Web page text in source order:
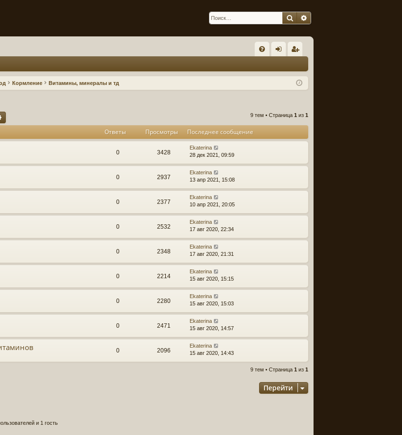
Поиск
Q д ис
Кормление Витамины, минералы и тд
9 тем • Страница 1 из 1
Ответы Просмотры Последнее сообщение
0 3428
Ekaterina
28 дек 2021, 09:59
0 2937
Ekaterina
13 апр 2021, 15:08
0 2377
Ekaterina
10 апр 2021, 20:05
0 2532
Ekaterina
17 авг 2020, 22:34
0 2348
Ekaterina
17 авг 2020, 21:31
0 2214
Ekaterina
15 авг 2020, 15:15
0 2280
Ekaterina
15 авг 2020, 15:03
0 2471
Ekaterina
15 авг 2020, 14:57
0 2096
Ekaterina
15 авг 2020, 14:43
9 тем • Страница 1 из 1
Перейти
и 1 гость